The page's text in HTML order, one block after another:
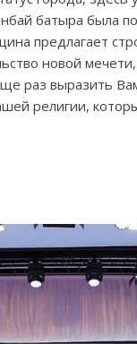
батыра была
предлагает
новой
раз выразить
религии,